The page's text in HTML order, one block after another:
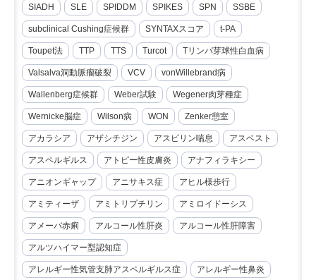
SIADH SLE SPIDDM SPIKES SPN SSBE
subclinical Cushing症候群 SYNTAXスコア t-PA
Toupet法 TTP TTS Turcot Tリンパ芽球性白血病
Valsalva洞動脈瘤破裂 VCV vonWillebrand病
Wallenberg症候群 Weber試験 Wegener肉芽種症
Wernicke脳症 Wilson病 WON Zenker憩室
アカラシア アザシチジン アスピリン喘息 アスベスト
アスペルギルス アトピー性皮膚炎 アナフィラキシー
アニオンギャップ アニサキス症 アヒル様歩行
アミティーザ アミトリプチリン アミロイドーシス
アメーバ赤痢 アルコール性肝炎 アルコール性肝障害
アルツハイマー型認知症
アレルギー性気管支肺アスペルギルス症 アレルギー性鼻炎